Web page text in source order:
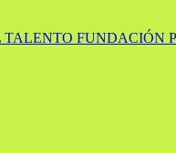
FUNDACIÓN